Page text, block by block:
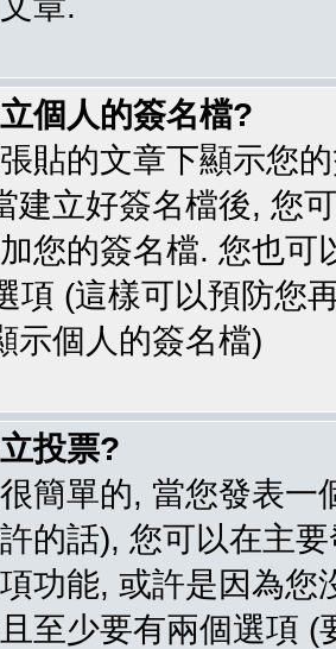
個人的簽名檔?
貼的文章下顯示您
建立好簽名檔後, 您
您的簽名檔. 您也
項 (這樣可以預防您
示個人的簽名檔)
投票?
簡單的, 當您發表
的話), 您可以在主
功能, 或許是因為
至少要有兩個選項